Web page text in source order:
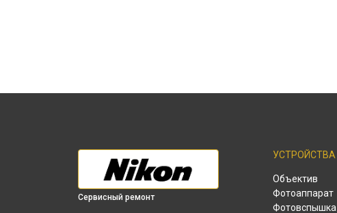
Сервисный ремонт
УСТРОЙСТВА
Объектив
Фотоаппарат
Фотовспышка